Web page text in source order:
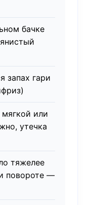
бачке
запах гари
или
утечка
тяжелее
повороте —